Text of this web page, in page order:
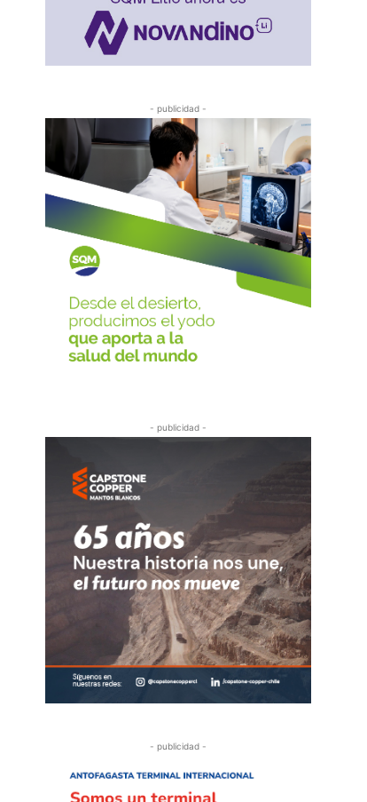
- publicidad -
- publicidad -
- publicidad -